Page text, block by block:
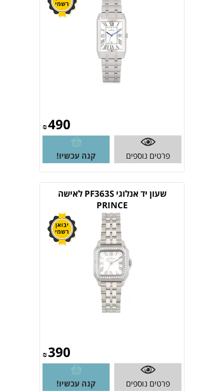
₪490
פרטים נוספים קנה עכשיו!
שעון יד אנלוגי PF363S לאישה
PRINCE
₪390
פרטים נוספים קנה עכשיו!